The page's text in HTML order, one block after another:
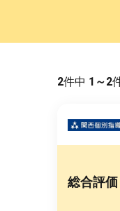
2件中 1～2
総合評価